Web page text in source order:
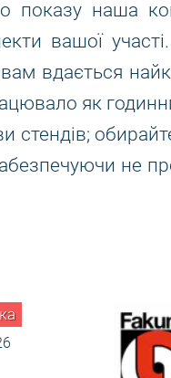
показу наша
вашої
вдається
як
стендів;
не